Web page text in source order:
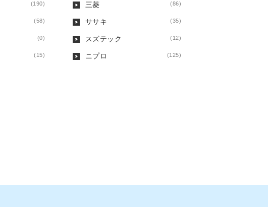
(190) 三菱 (86)
(58) ササキ (35)
(0) スズテック (12)
(15) ニプロ (125)